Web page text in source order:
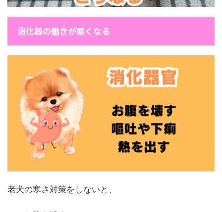
消化器の働きが悪くなる
老犬の寒さ対策をしないと、